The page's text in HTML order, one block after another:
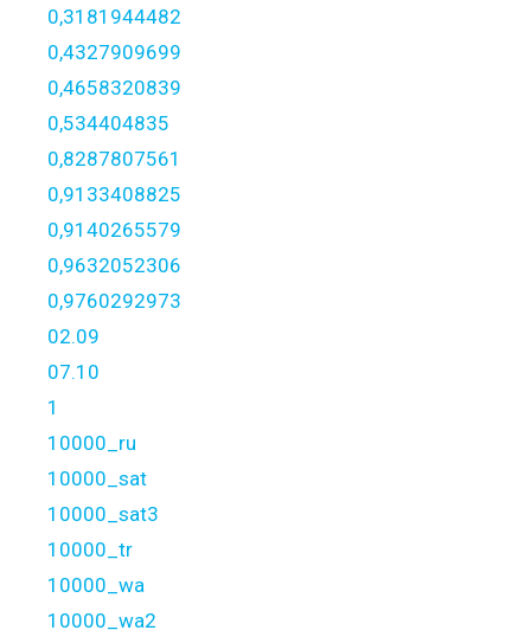
0,3181944482
0,4327909699
0,4658320839
0,534404835
0,8287807561
0,9133408825
0,9140265579
0,9632052306
0,9760292973
02.09
07.10
1
10000_ru
10000_sat
10000_sat3
10000_tr
10000_wa
10000_wa2